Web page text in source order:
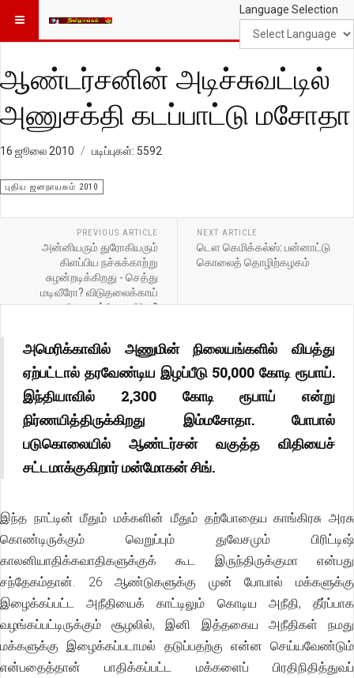
Language Selection
ஆண்டர்சனின் அடிச்சுவட்டில்
அணுசக்தி கடப்பாட்டு மசோதா
16 ஜூலை 2010 படிப்புகள்: 5592
புதிய ஜனநாயகம் 2010
PREVIOUS ARTICLE
அன்னியரும் துரோகியரும்
கிளப்பிய நச்சுக்காற்று
சுழன்றடிக்கிறது - செத்து
மடிவீரோ? விடுதலைக்காய்
வெகுண்டெழுவீரோ?
NEXT ARTICLE
டௌ கெமிக்கல்ஸ்: பன்னாட்டு
கொலைத் தொழிற்கழகம்
அமெரிக்காவில் அணுமின் நிலையங்களில் விபத்து
ஏற்பட்டால் தரவேண்டிய இழப்பீடு 50,000 கோடி ரூபாய்.
இந்தியாவில் 2,300 கோடி ரூபாய் என்று
நிர்ணயித்திருக்கிறது இம்மசோதா. போபால்
படுகொலையில் ஆண்டர்சன் வகுத்த விதியைச்
சட்டமாக்குகிறார் மன்மோகன் சிங்.
இந்த நாட்டின் மீதும் மக்களின் மீதும் தற்போதைய காங்கிரசு அரசு
கொண்டிருக்கும் வெறுப்பும் துவேசமும் பிரிட்டிஷ்
காலனியாதிக்கவாதிகளுக்குக் கூட இருந்திருக்குமா என்பது
சந்தேகம்தான். 26 ஆண்டுகளுக்கு முன் போபால் மக்களுக்கு
இழைக்கப்பட்ட அநீதியைக் காட்டிலும் கொடிய அநீதி, தீர்ப்பாக
வழங்கப்பட்டிருக்கும் சூழலில், இனி இத்தகைய அநீதிகள் நமது
மக்களுக்கு இழைக்கப்படாமல் தடுப்பதற்கு என்ன செய்யவேண்டும்
என்பதைத்தான் பாதிக்கப்பட்ட மக்களைப் பிரதிநிதித்துவப்